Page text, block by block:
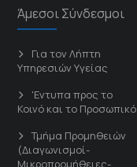
Άμεσοι Σύνδεσμοι
Για τον Λήπτη
Υπηρεσιών Υγείας
'Εντυπα προς το
Κοινό και το Προσωπικό
Τμήμα Προμηθειών
(Διαγωνισμοί-
Μικροπρομήθειες-